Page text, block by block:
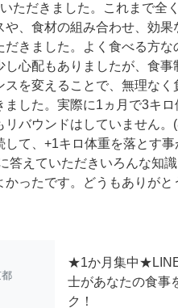
ただきました。これまで全
、食材の組み合わせ、効果
だきました。よく食べる方な
心配もありましたが、食事
スを変えることで、無理なく
した。実際に1ヵ月で3キロ
バウンドはしていません。(
して、+1キロ体重を落とす事
答えていただきいろんな知
ったです。どうもありがと
★1か月集中
士があなたの食事
ク！